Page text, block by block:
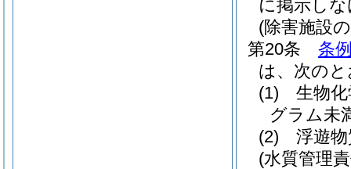
に掲示し
(除害施設
第20条
条
は、次の
(1)
生物
グラム未
(2)
浮遊
(水質管理